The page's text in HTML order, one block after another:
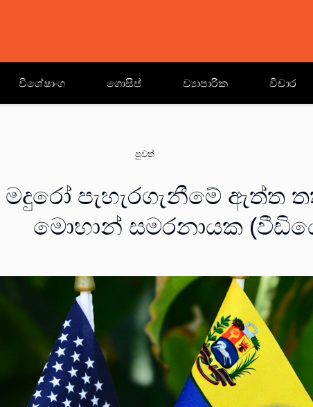
විශේෂාංග ගොසිප් ව්‍යාපාරික විචාර
පුවත්
පැහැරගැනීමේ ඇත්ත
මොහාන් සමරනායක